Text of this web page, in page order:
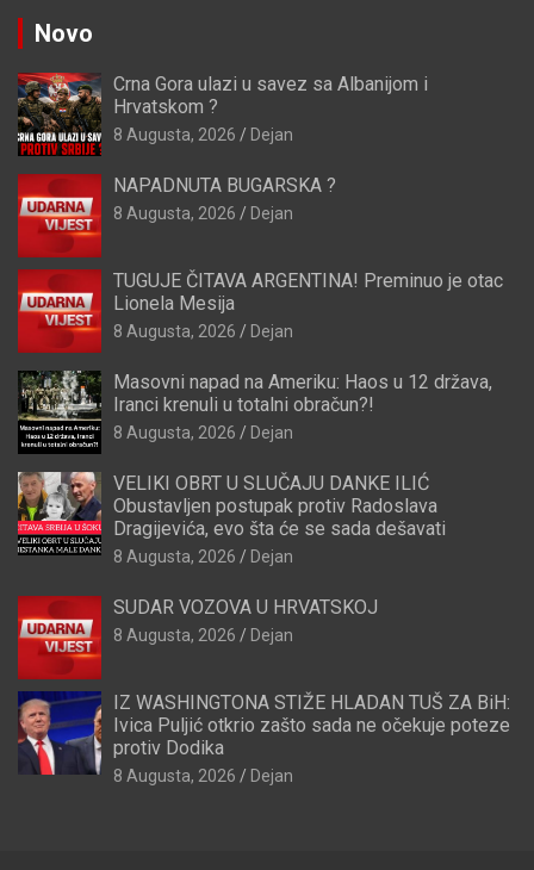
Novo
Crna Gora ulazi u savez sa Albanijom i
Hrvatskom ?
8 Augusta, 2026 Dejan
NAPADNUTA BUGARSKA ?
8 Augusta, 2026 Dejan
TUGUJE ČITAVA ARGENTINA! Preminuo je otac
Lionela Mesija
8 Augusta, 2026 Dejan
Masovni napad na Ameriku: Haos u 12 država,
Iranci krenuli u totalni obračun?!
8 Augusta, 2026 Dejan
VELIKI OBRT U SLUČAJU DANKE ILIĆ
Obustavljen postupak protiv Radoslava
Dragijevića, evo šta će se sada dešavati
8 Augusta, 2026 Dejan
SUDAR VOZOVA U HRVATSKOJ
8 Augusta, 2026 Dejan
IZ WASHINGTONA STIŽE HLADAN TUŠ ZA BiH:
Ivica Puljić otkrio zašto sada ne očekuje poteze
protiv Dodika
8 Augusta, 2026 Dejan